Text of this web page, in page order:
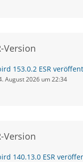
Version
153.0.2 ESR
August 2026 um 22:34
Version
140.13.0 ESR